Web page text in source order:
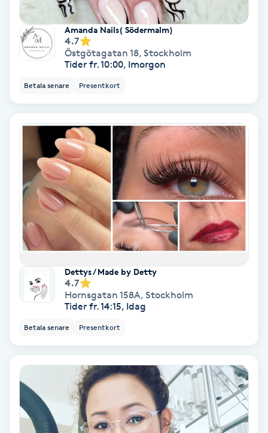
Navelpiercing
NBE-massage
Ny frisyr
Olaplex
Olaplexbehandling
Ombre
Ombre brows
Ombre naglar
Optiker
Ortopedi
Osteopati
Amanda Nails( Södermalm)
4.7
Östgötagatan 18, Stockholm
Tider fr. 10:00, Imorgon
Betala senare Presentkort
Dettys / Made by Detty
4.7
Hornsgatan 158A, Stockholm
Tider fr. 14:15, Idag
Betala senare Presentkort